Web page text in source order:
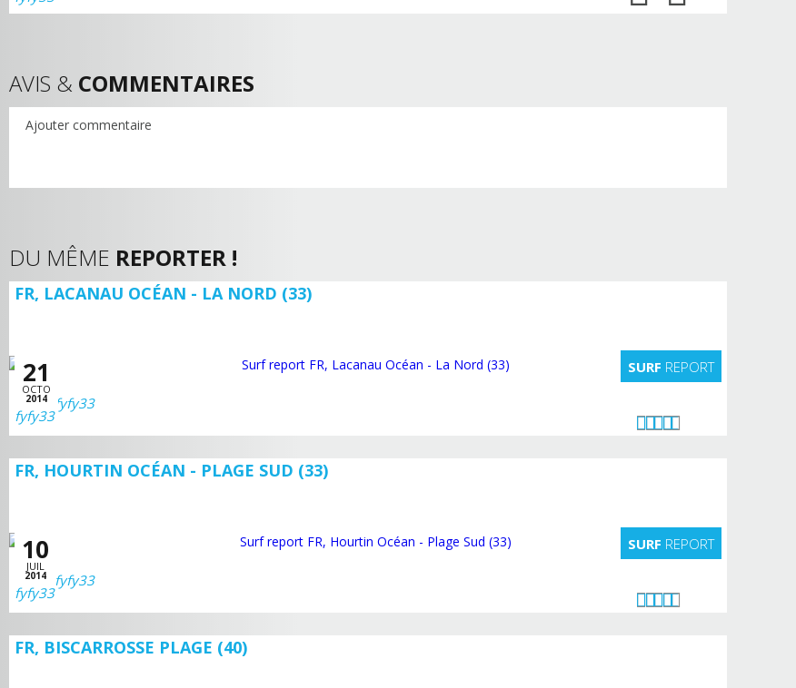
AVIS & COMMENTAIRES
Ajouter commentaire
DU MÊME REPORTER !
FR, LACANAU OCÉAN - LA NORD (33)
21
OCTO
2014
SURF REPORT
fyfy33
FR, HOURTIN OCÉAN - PLAGE SUD (33)
10
JUIL
2014
SURF REPORT
fyfy33
FR, BISCARROSSE PLAGE (40)